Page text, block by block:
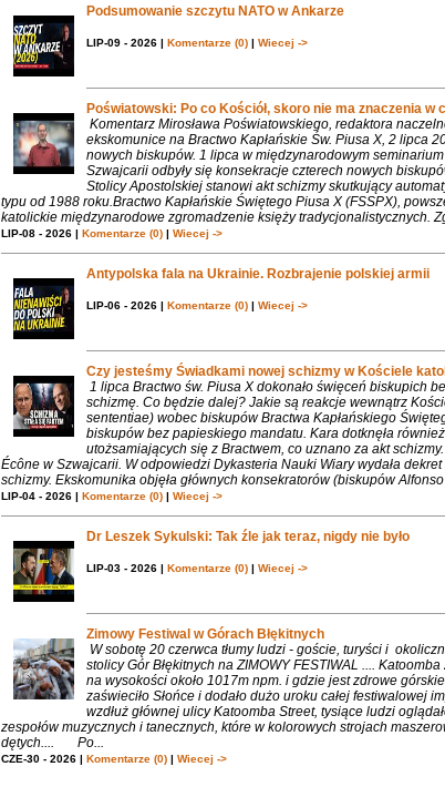
Podsumowanie szczytu NATO w Ankarze
LIP-09 - 2026 | Komentarze (0)| Wiecej ->
Poświatowski: Po co Kościół, skoro nie ma znaczenia w
Komentarz Mirosława Poświatowskiego, redaktora
ekskomunice na Bractwo Kapłańskie Św. Piusa X, 2 lipca
nowych biskupów. 1 lipca w międzynarodowym
Szwajcarii odbyły się konsekracje czterech nowych
Stolicy Apostolskiej stanowi akt schizmy skutkujący
typu od 1988 roku.Bractwo Kapłańskie Świętego Piusa X (FSSPX),
katolickie międzynarodowe zgromadzenie księży tradycjonalistycznych.
LIP-08 - 2026 | Komentarze (0)| Wiecej ->
Antypolska fala na Ukrainie. Rozbrajenie polskiej armii
LIP-06 - 2026 | Komentarze (0)| Wiecej ->
Czy jesteśmy Świadkami nowej schizmy w Kościele
1 lipca Bractwo św. Piusa X dokonało święceń biskupich
schizmę. Co będzie dalej? Jakie są reakcje wewnątrz
sententiae) wobec biskupów Bractwa Kapłańskiego
biskupów bez papieskiego mandatu. Kara dotknęła
utożsamiających się z Bractwem, co uznano za akt
Écône w Szwajcarii. W odpowiedzi Dykasteria Nauki Wiary wydała
schizmy. Ekskomunika objęła głównych konsekratorów (biskupów Alfonso
LIP-04 - 2026 | Komentarze (0)| Wiecej ->
Dr Leszek Sykulski: Tak źle jak teraz, nigdy nie było
LIP-03 - 2026 | Komentarze (0)| Wiecej ->
Zimowy Festiwal w Górach Błękitnych
W sobotę 20 czerwca tłumy ludzi - goście, turyści i
stolicy Gór Błękitnych na ZIMOWY FESTIWAL ....
na wysokości około 1017m npm. i gdzie jest zdrowe
zaświeciło Słońce i dodało dużo uroku całej
wzdłuż głównej ulicy Katoomba Street, tysiące ludzi
zespołów muzycznych i tanecznych, które w kolorowych strojach
dętych.... Po...
CZE-30 - 2026 | Komentarze (0)| Wiecej ->